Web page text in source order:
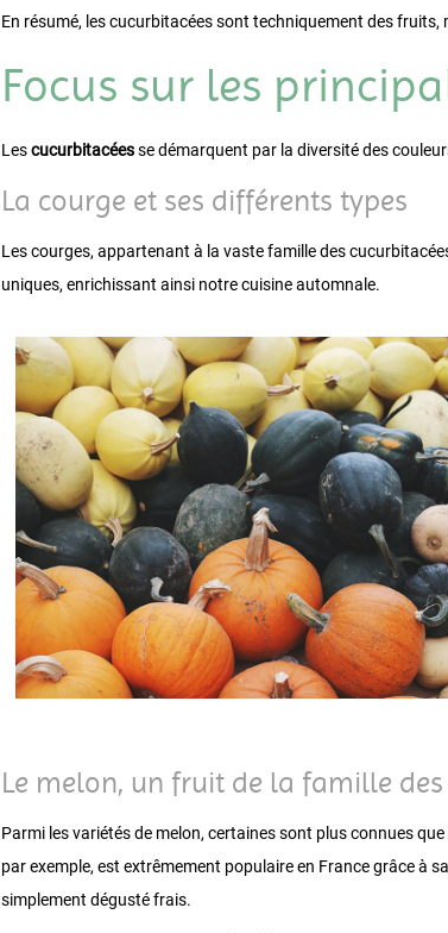
En résumé, les cucurbitacées sont techniquement des
Focus sur les
Lescucurbitacéesse démarquent par la diversité des
La courge et ses différents types
Les courges, appartenant à la vaste famille des
uniques, enrichissant ainsi notre cuisine automnale.
Le melon, un fruit de la famille
Parmi les variétés de melon, certaines sont plus connues
par exemple, est extrêmement populaire en France grâce à
simplement dégusté frais.